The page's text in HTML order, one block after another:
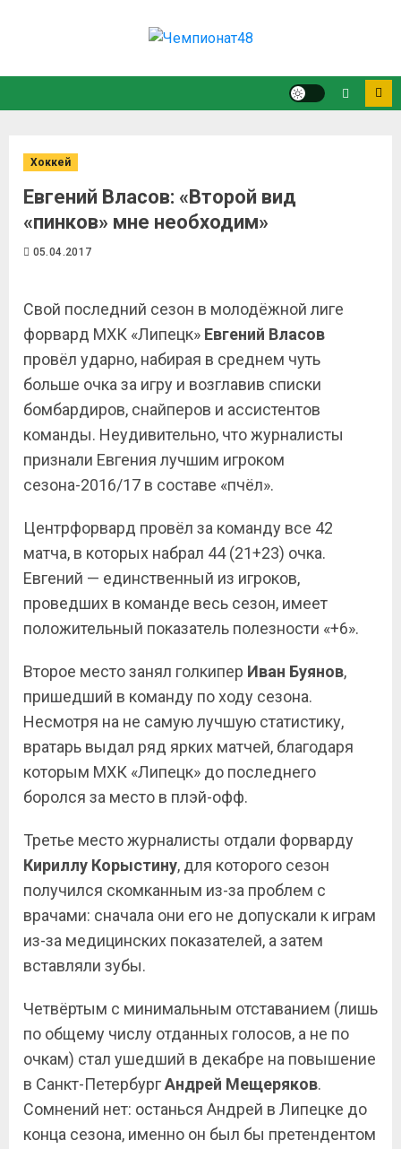
Хоккей
Евгений Власов: «Второй вид
«пинков» мне необходим»
05.04.2017
Свой последний сезон в молодёжной лиге
форвард МХК «Липецк» Евгений Власов
провёл ударно, набирая в среднем чуть
больше очка за игру и возглавив списки
бомбардиров, снайперов и ассистентов
команды. Неудивительно, что журналисты
признали Евгения лучшим игроком
сезона-2016/17 в составе «пчёл».
Центрфорвард провёл за команду все 42
матча, в которых набрал 44 (21+23) очка.
Евгений — единственный из игроков,
проведших в команде весь сезон, имеет
положительный показатель полезности «+6».
Второе место занял голкипер Иван Буянов,
пришедший в команду по ходу сезона.
Несмотря на не самую лучшую статистику,
вратарь выдал ряд ярких матчей, благодаря
которым МХК «Липецк» до последнего
боролся за место в плэй-офф.
Третье место журналисты отдали форварду
Кириллу Корыстину, для которого сезон
получился скомканным из-за проблем с
врачами: сначала они его не допускали к играм
из-за медицинских показателей, а затем
вставляли зубы.
Четвёртым с минимальным отставанием (лишь
по общему числу отданных голосов, а не по
очкам) стал ушедший в декабре на повышение
в Санкт-ПетербургАндрей Мещеряков.
Сомнений нет: останься Андрей в Липецке до
конца сезона, именно он был бы претендентом